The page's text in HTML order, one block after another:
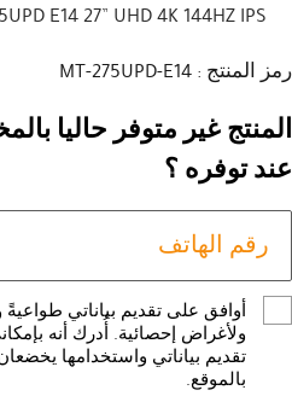
E14 27” UHD 4K 144HZ IPS
رمز المنتج : MT-275UPD-E14
المنتج غير متوفر حاليا
عند توفره ؟
أوافق على تقديم بياناتي
ولأغراض إحصائية. أُدرك أنه
تقديم بياناتي واستخدامها
بالموقع.